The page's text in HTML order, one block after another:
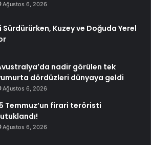
Ağustos 6, 2026
Sürdürürken, Kuzey ve Doğuda Yerel
nadir görülen tek
dördüzleri dünyaya geldi
Ağustos 6, 2026
Temmuz’un firari teröristi
Ağustos 6, 2026